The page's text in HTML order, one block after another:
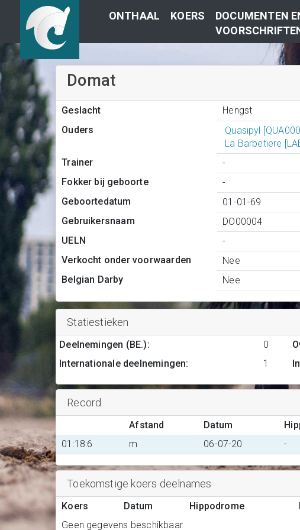
ONTHAAL KOERS
DOCUMENTEN
Domat
Geslacht Hengst
Ouders
Quasipyl
La Barbetiere
Trainer -
Fokker bij geboorte
-
Geboortedatum
01-01-69
Gebruikersnaam
DO00004
UELN
-
Verkocht onder voorwaarden
Nee
Belgian Darby
Nee
Statiestieken
Deelnemingen (BE.):
0
Internationale deelnemingen: 1
Record
Afstand Datum
01:18:6
m 06-07-20 -
Toekomstige koers deelnames
Koers Datum Hippodrome
Geen gegevens beschikbaar